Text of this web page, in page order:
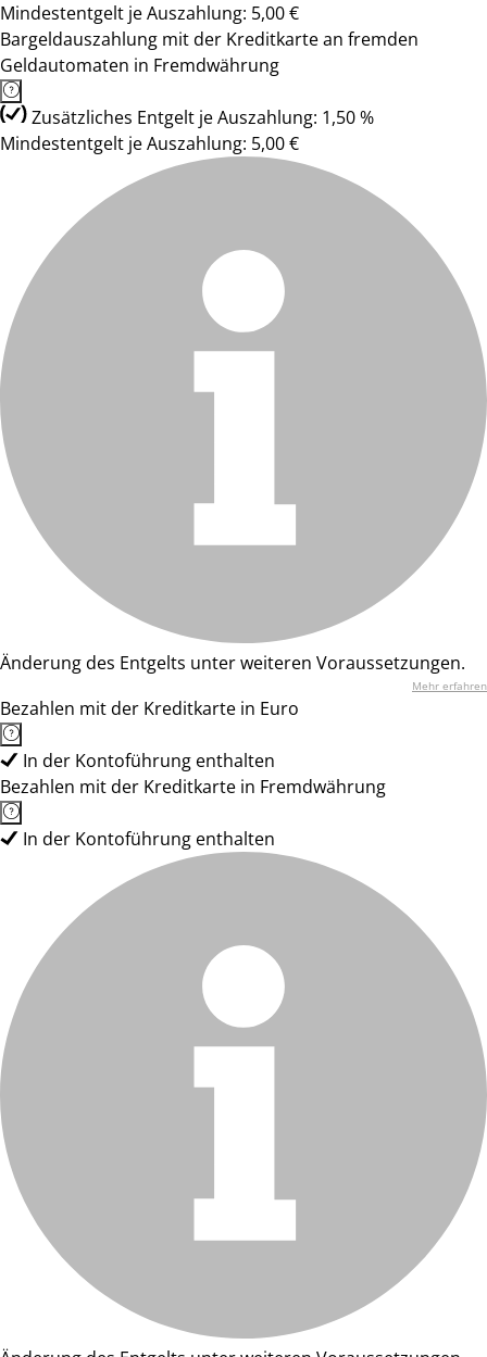
Mindestentgelt je Auszahlung: 5,00 €
Bargeldauszahlung mit der Kreditkarte an fremden
Geldautomaten in Fremdwährung
Zusätzliches Entgelt je Auszahlung: 1,50 %
Mindestentgelt je Auszahlung: 5,00 €
Änderung des Entgelts unter weiteren Voraussetzungen.
Mehr erfahren
Bezahlen mit der Kreditkarte in Euro
In der Kontoführung enthalten
Bezahlen mit der Kreditkarte in Fremdwährung
In der Kontoführung enthalten